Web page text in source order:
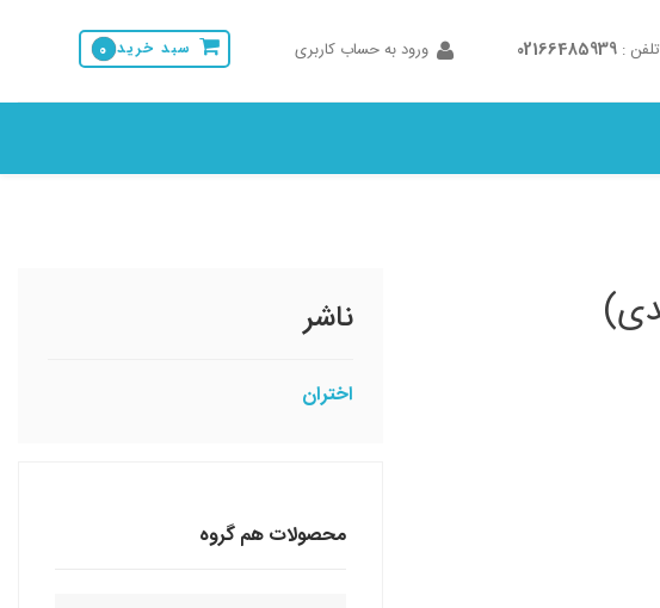
تلفن : 02166485939 ورود به حساب کاربری سبد خرید 0
ناشر
اختران
محصولات هم گروه